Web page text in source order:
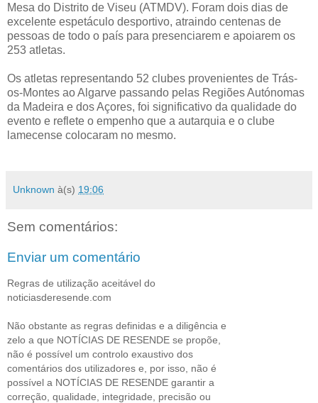
Mesa do Distrito de Viseu (ATMDV). Foram dois dias de
excelente espetáculo desportivo, atraindo centenas de
pessoas de todo o país para presenciarem e apoiarem os
253 atletas.
Os atletas representando 52 clubes provenientes de Trás-
os-Montes ao Algarve passando pelas Regiões Autónomas
da Madeira e dos Açores, foi significativo da qualidade do
evento e reflete o empenho que a autarquia e o clube
lamecense colocaram no mesmo.
Unknown à(s) 19:06
Sem comentários:
Enviar um comentário
Regras de utilização aceitável do
noticiasderesende.com
Não obstante as regras definidas e a diligência e
zelo a que NOTÍCIAS DE RESENDE se propõe,
não é possível um controlo exaustivo dos
comentários dos utilizadores e, por isso, não é
possível a NOTÍCIAS DE RESENDE garantir a
correção, qualidade, integridade, precisão ou